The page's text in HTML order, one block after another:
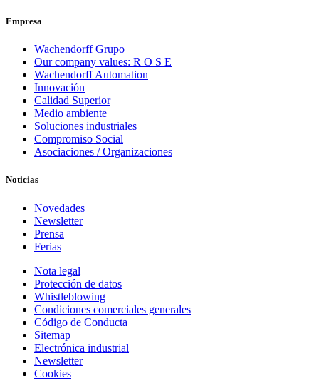
Empresa
Wachendorff Grupo
Our company values: R O S E
Wachendorff Automation
Innovación
Calidad Superior
Medio ambiente
Soluciones industriales
Compromiso Social
Asociaciones / Organizaciones
Noticias
Novedades
Newsletter
Prensa
Ferias
Nota legal
Protección de datos
Whistleblowing
Condiciones comerciales generales
Código de Conducta
Sitemap
Electrónica industrial
Newsletter
Cookies